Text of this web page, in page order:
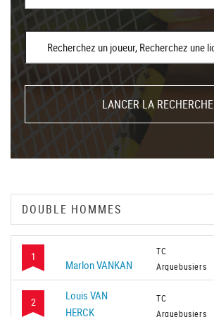
LANCER LA RECHERCHE
1
Marlon VANKAN
TC
Arquebusiers
2
Louis VAN
HERCK
TC
Arquebusiers